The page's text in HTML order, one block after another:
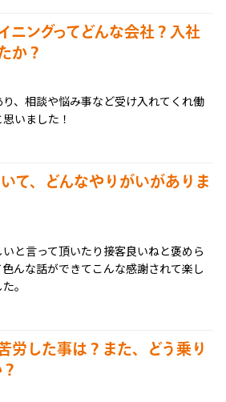
ニングってどんな会社？入社
か？
、相談や悩み事など受け入れてくれ働
いました！
て、どんなやりがいがありま
と言って頂いたり接客良いねと褒めら
んな話ができてこんな感謝されて楽し
。
労した事は？また、どう乗り